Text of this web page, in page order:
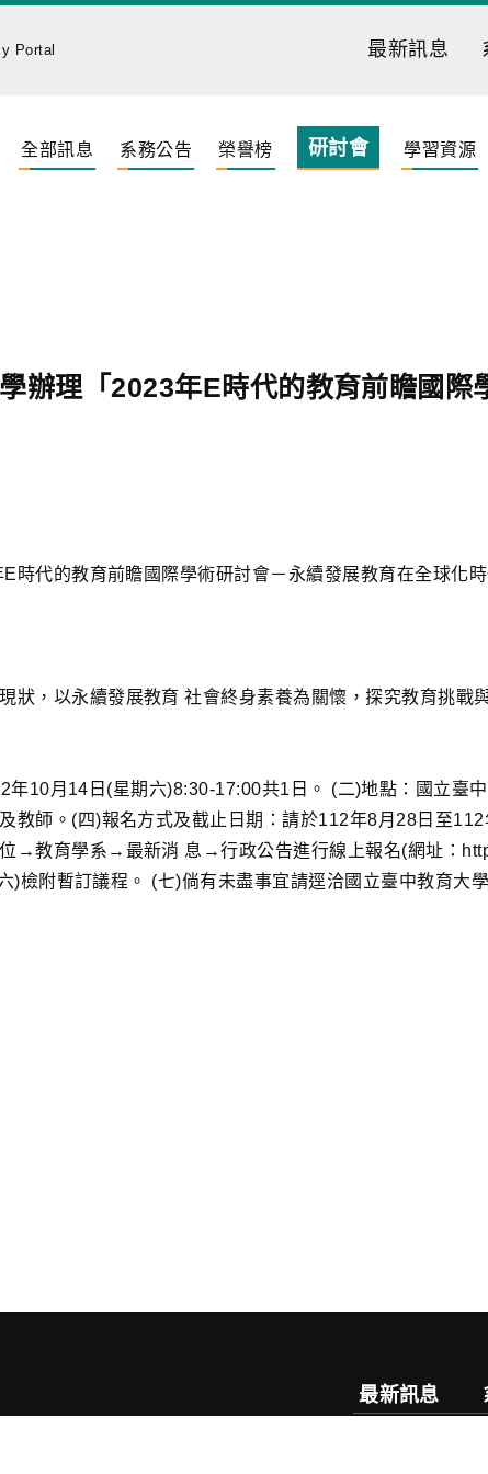
Portal 最新訊息
全部訊息 系務公告 榮譽榜 研討會 學習資源
辦理「2023年E時代的教育前瞻國
時代的教育前瞻國際學術研討會－永續發展教育在全球化
狀，以永續發展教育 社會終身素養為關懷，探究教育挑戰
年10月14日(星期六)8:30-17:00共1日。 (二)地點：國立臺
教師。(四)報名方式及截止日期：請於112年8月28日至
→教育學系→最新消 息→行政公告進行線上報名(網址：
)檢附暫訂議程。 (七)倘有未盡事宜請逕洽國立臺中教育大
最新訊息